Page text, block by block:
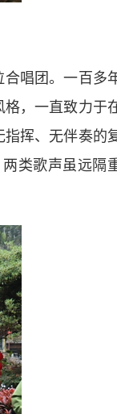
唱团。一百多
，一直致力于
指挥、无伴奏的
类歌声虽远隔